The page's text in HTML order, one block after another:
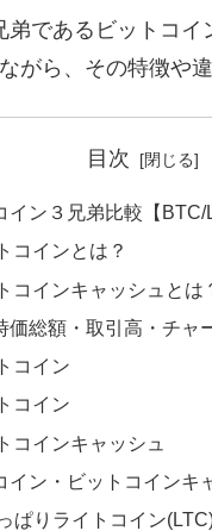
であるビットコイ
がら、その特徴や
目次
イン３兄弟比較【BTC/
コインとは？
コインキャッシュとは
価総額・取引高・チャ
コイン
コイン
コインキャッシュ
イン・ビットコインキ
ぱりライトコイン